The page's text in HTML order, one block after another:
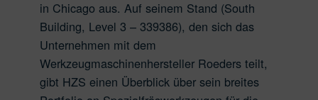
in Chicago aus. Auf seinem Stand (South
Building, Level 3 – 339386), den sich das
Unternehmen mit dem
Werkzeugmaschinenhersteller Roeders teilt,
gibt HZS einen Überblick über sein breites